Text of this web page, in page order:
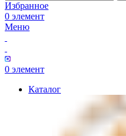
Избранное
0 элемент
Меню
0 элемент
Каталог